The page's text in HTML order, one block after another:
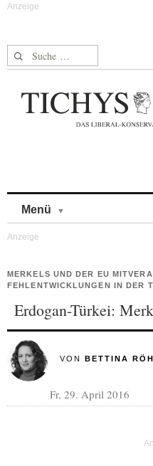
Suche nach:
Menü
MERKELS UND DER EU
FEHLENTWICKLUNGEN IN DER
Erdogan-Türkei:
VON BETTINA
Fr, 29. April 2016